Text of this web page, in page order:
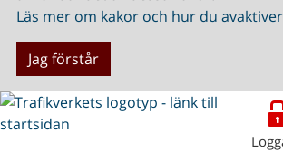
Läs mer om kakor och hur du
Jag förstår